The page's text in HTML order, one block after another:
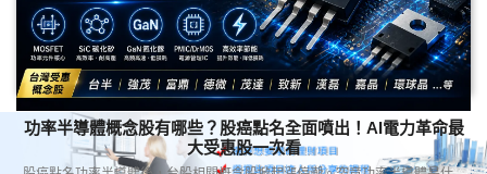
功率半導體概念股有哪些？股癌點名全面噴出！AI電力革命最
大受惠股一次看